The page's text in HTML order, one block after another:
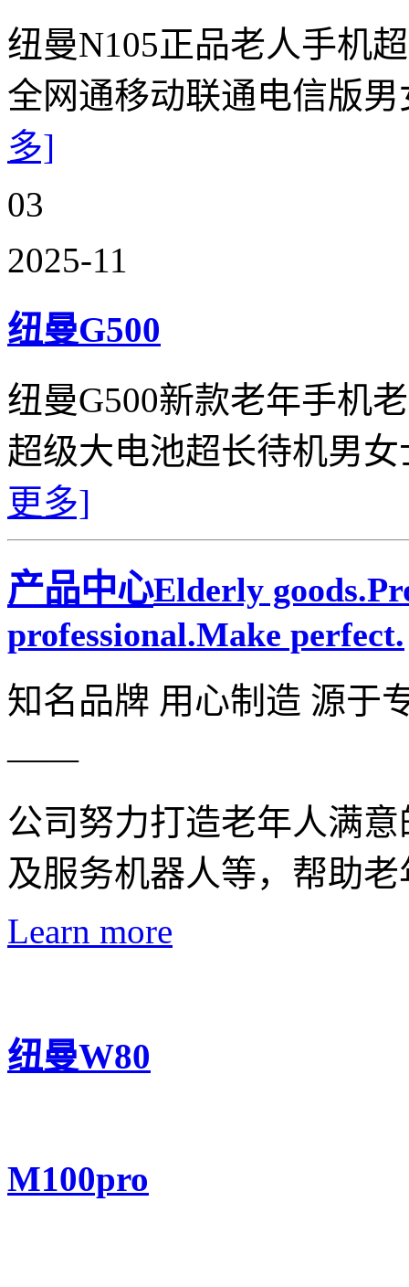
纽曼N105正品老人手机
全网通移动联通电信版
多]
03
2025-11
纽曼G500
纽曼G500新款老年手机
超级大电池超长待机男
更多]
产品中心Elderly
professional.Make perfect.
知名品牌 用心制造 源于
——
公司努力打造老年人满
及服务机器人等，帮助
Learn more
纽曼W80
M100pro